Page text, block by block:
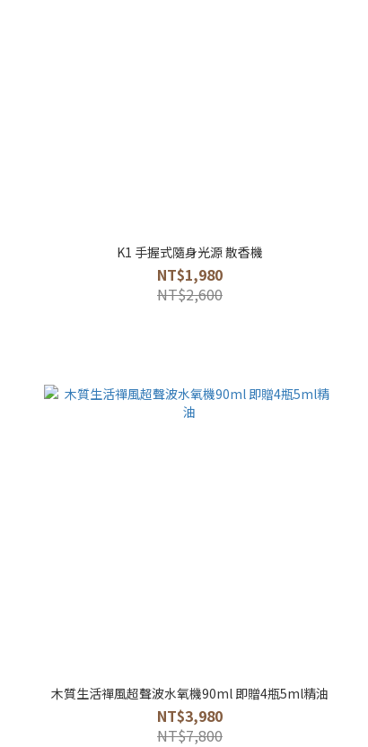
K1 手握式隨身光源 散香機
NT$1,980
NT$2,600
木質生活禪風超聲波水氧機90ml 即贈4瓶5ml精油
NT$3,980
NT$7,800